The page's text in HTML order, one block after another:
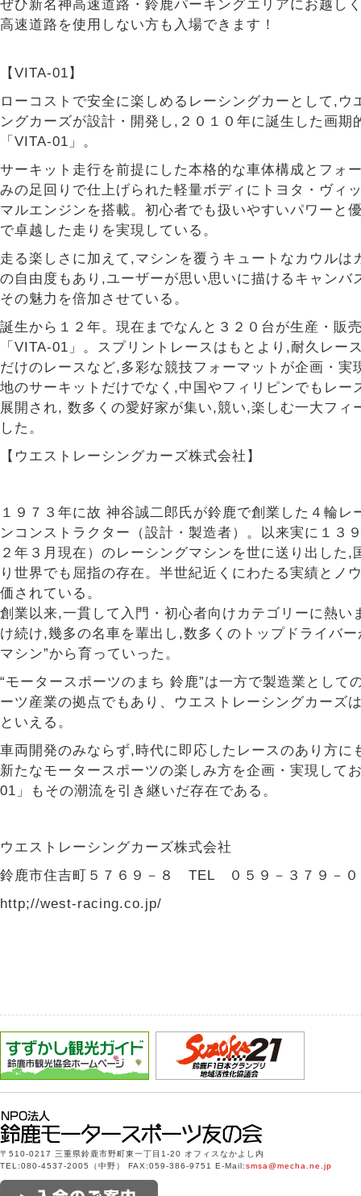
ぜひ新名神高速道路・鈴鹿パーキングエリアにお越し
高速道路を使用しない方も入場できます！
【VITA-01】
ローコストで安全に楽しめるレーシングカーとして,ウ
ングカーズが設計・開発し,２０１０年に誕生した画期
「VITA-01」。
サーキット走行を前提にした本格的な車体構成とフォ
みの足回りで仕上げられた軽量ボディにトヨタ・ヴィ
マルエンジンを搭載。初心者でも扱いやすいパワーと
で卓越した走りを実現している。
走る楽しさに加えて,マシンを覆うキュートなカウルは
の自由度もあり,ユーザーが思い思いに描けるキャンバ
その魅力を倍加させている。
誕生から１２年。現在までなんと３２０台が生産・販
「VITA-01」。スプリントレースはもとより,耐久レー
だけのレースなど,多彩な競技フォーマットが企画・実
地のサーキットだけでなく,中国やフィリピンでもレー
展開され, 数多くの愛好家が集い,競い,楽しむ一大フィ
した。
【ウエストレーシングカーズ株式会社】
１９７３年に故 神谷誠二郎氏が鈴鹿で創業した４輪レ
ンコンストラクター（設計・製造者）。以来実に１３
２年３月現在）のレーシングマシンを世に送り出した,
り世界でも屈指の存在。半世紀近くにわたる実績とノ
価されている。
創業以来,一貫して入門・初心者向けカテゴリーに熱い
け続け,幾多の名車を輩出し,数多くのトップドライバー
マシン”から育っていった。
“モータースポーツのまち 鈴鹿”は一方で製造業として
ーツ産業の拠点でもあり、ウエストレーシングカーズ
といえる。
車両開発のみならず,時代に即応したレースのあり方に
新たなモータースポーツの楽しみ方を企画・実現して
01」もその潮流を引き継いだ存在である。
ウエストレーシングカーズ株式会社
鈴鹿市住吉町５７６９－８ TEL ０５９－３７９－０
http;//west-racing.co.jp/
〒510-0217 三重県鈴鹿市野町東一丁目1-20 オフィスなかよし内
TEL:080-4537-2005（中野） FAX:059-386-9751 E-Mail:smsa@mecha.ne.jp